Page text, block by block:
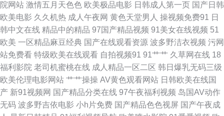
人妻人人操 日美91 影音先锋三级网络 99热22 国产视频第20页 韩国人妻Av
日韩精品区 51视频在线观看 白丝自慰潮睡91 美女福利视频导航 欧日精品8
区 日韩一页综合区 伊人成人网络 91视频手机在线 国产精品剧情 日本女人毛
片 四虎永久蜜 91尤物国产视频 大香蕉色 男人天堂网AV 亚洲图片另类 伊人
老司机大香蕉 www香蕉视频 91国产白浆 爱豆传媒69AV 岛国夜夜爱 黄色理
院网站 激情五月天色色 欧美极品电影 日韩成人第一页 国产日韩
欧美电影 久久机热 成人午夜网 黄色天堂男人 操视频免费91 日
韩中文在线 精品中的精品 97国产精品视频 91美女在线视频 51
欧美 一区精品麻豆经典 国产在线观看资源 波多野洁衣视频 污网
站免费看 特级欧美在线观看 自拍视频91 91艹艹 久草网在线 18
福利影院 老司机蜜桃在线 成人精品一区二区 韩日爆乳无码三级
欧美伦理电影网站 艹艹操操 AV黄色观看网站 日韩欧美在线国
产 新91视频网 国产精品分类在线 97午夜福利视频 岛国AV动作
无码 波多野吉依电影 小h片免费 国产精品色色视屏 国产午夜成